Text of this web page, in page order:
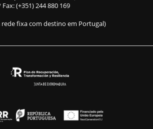
Fax: (+351) 244 880 169
fixa com destino em Portugal)